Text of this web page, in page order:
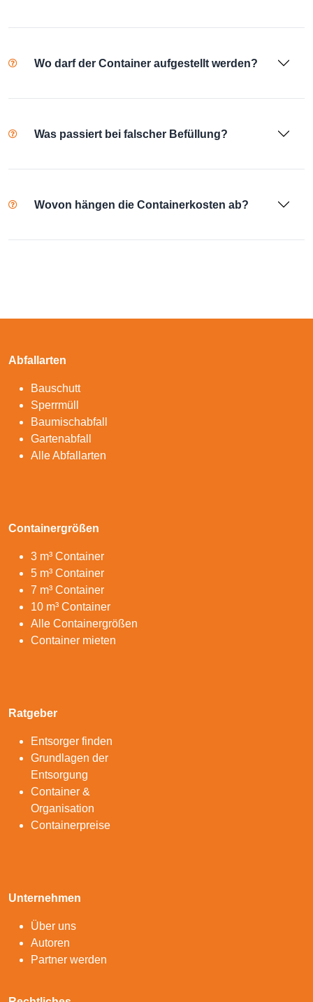
Wo darf der Container aufgestellt werden?
Was passiert bei falscher Befüllung?
Wovon hängen die Containerkosten ab?
Abfallarten
Bauschutt
Sperrmüll
Baumischabfall
Gartenabfall
Alle Abfallarten
Containergrößen
3 m³ Container
5 m³ Container
7 m³ Container
10 m³ Container
Alle Containergrößen
Container mieten
Ratgeber
Entsorger finden
Grundlagen der
Entsorgung
Container &
Organisation
Containerpreise
Unternehmen
Über uns
Autoren
Partner werden